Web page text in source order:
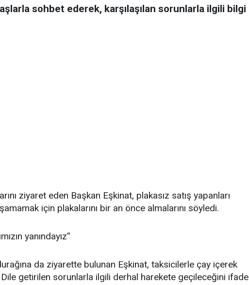
sohbet ederek, karşılaşılan sorunlarla ilgili bilgi
ziyaret eden Başkan Eşkinat, plakasız satış yapanları
için plakalarını bir an önce almalarını söyledi.
yanındayız”
da ziyarette bulunan Eşkinat, taksicilerle çay içerek
Dile getirilen sorunlarla ilgili derhal harekete geçileceğini ifade